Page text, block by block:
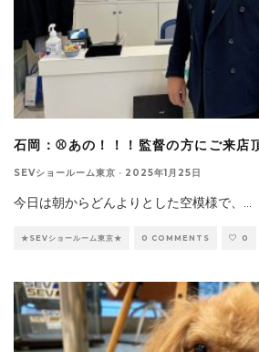
石岡：⚾あの！！！監督の方にご来店
SEVショールーム東京 · 2025年1月25日
今日は朝からどんよりとした空模様で、
★SEVショールーム東京★ 0 COMMENTS 0